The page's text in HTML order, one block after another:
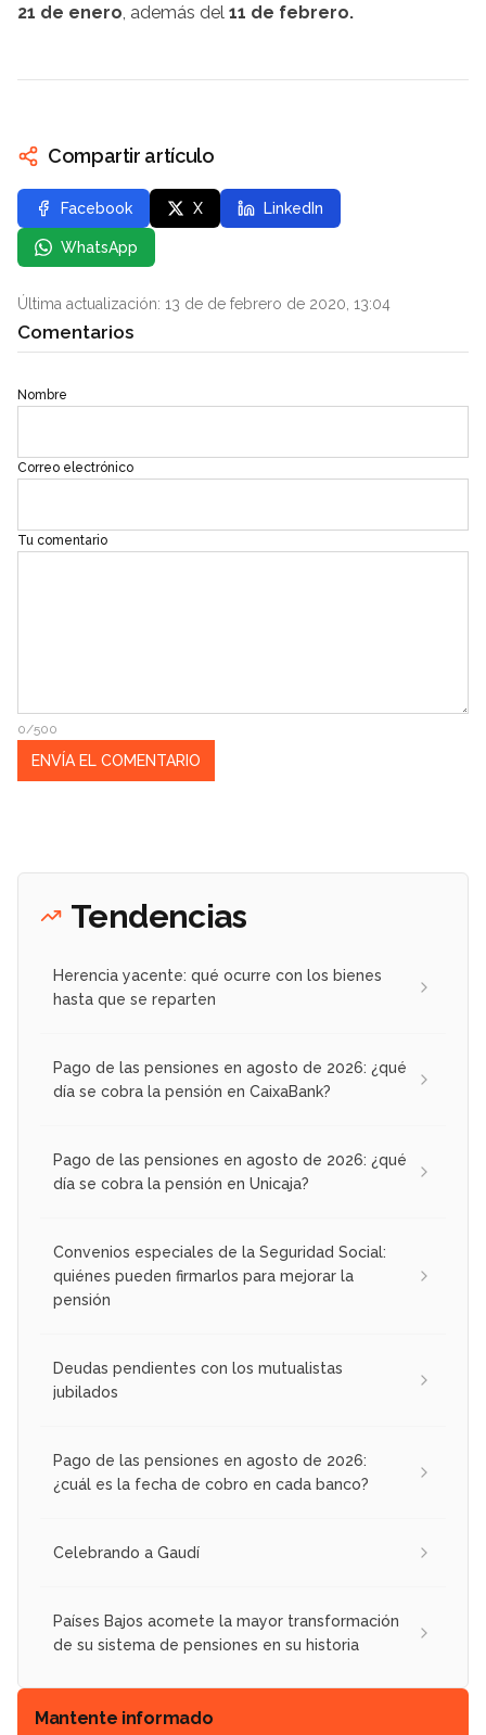
21 de enero , además del 11 de febrero.
Compartir artículo
Facebook X LinkedIn
WhatsApp
Última actualización: 13 de de febrero de 2020, 13:04
Comentarios
Nombre
Correo electrónico
Tu comentario
0/500
Tendencias
Herencia yacente: qué ocurre con los bienes
hasta que se reparten
Pago de las pensiones en agosto de 2026: ¿qué
día se cobra la pensión en CaixaBank?
Pago de las pensiones en agosto de 2026: ¿qué
día se cobra la pensión en Unicaja?
Convenios especiales de la Seguridad Social:
quiénes pueden firmarlos para mejorar la
pensión
Deudas pendientes con los mutualistas
jubilados
Pago de las pensiones en agosto de 2026:
¿cuál es la fecha de cobro en cada banco?
Celebrando a Gaudí
Países Bajos acomete la mayor transformación
de su sistema de pensiones en su historia
Mantente informado